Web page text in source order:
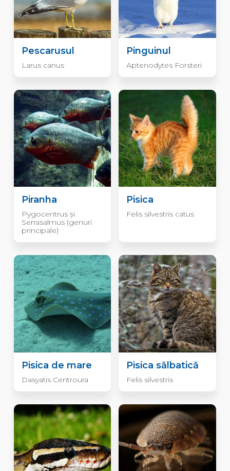
Pescarusul
Larus canus
Pinguinul
Aptenodytes Forsteri
Piranha
Pygocentrus și
Serrasalmus (genuri
principale)
Pisica
Felis silvestris catus
Pisica de mare
Dasyatis Centroura
Pisica sălbatică
Felis silvestris